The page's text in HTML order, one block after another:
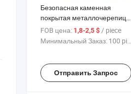
Безопасная каменная
покрытая металлочерепица,
каменная черепица,
строительные материалы,
FOB цена: 1,8-2,5 $/ piece
Минимальный Заказ: 100 piece
Отправить Запрос